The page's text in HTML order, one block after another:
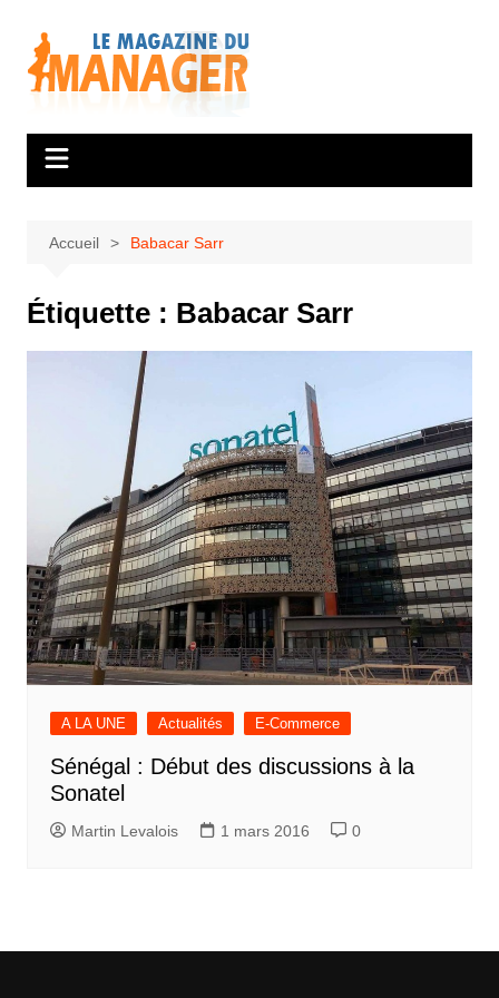
contenu
Accueil Babacar Sarr
Étiquette : Babacar Sarr
A LA UNE Actualités E-Commerce
Sénégal : Début des discussions à la
Sonatel
Martin Levalois 1 mars 2016 0